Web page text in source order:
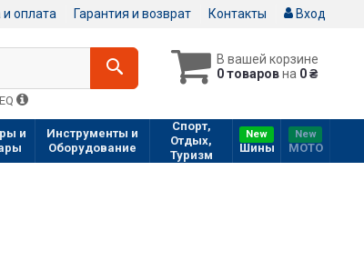
оплата Гарантия и возврат Контакты Вход
В вашей корзине
0 товаровна 0 ₴
и
Инструменты и
Оборудование
Спорт,
Отдых,
Туризм
New
Шины
New
МOTO